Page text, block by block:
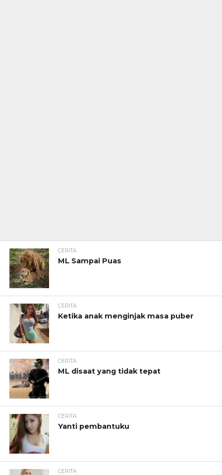
CERITA
ML Sampai Puas
CERITA
Ketika anak menginjak masa puber
CERITA
ML disaat yang tidak tepat
CERITA
Yanti pembantuku
CERITA